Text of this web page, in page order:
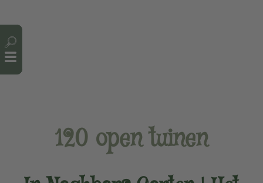
120 open tuinen